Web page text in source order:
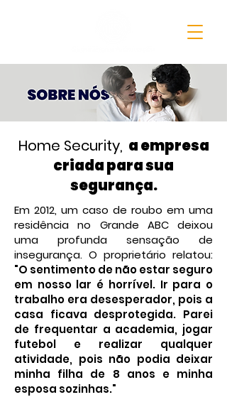
Home Security, a empresa
criada para sua
segurança.
Em 2012, um caso de roubo em uma
residência no Grande ABC deixou
uma profunda sensação de
insegurança. O proprietário relatou:
"O sentimento de não estar seguro
em nosso lar é horrível. Ir para o
trabalho era desesperador, pois a
casa ficava desprotegida. Parei
de frequentar a academia, jogar
futebol e realizar qualquer
atividade, pois não podia deixar
minha filha de 8 anos e minha
esposa sozinhas."